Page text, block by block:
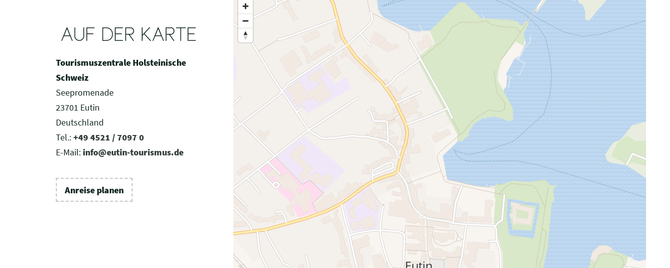
AUF DER KARTE
Tourismuszentrale Holsteinische
Schweiz
Seepromenade
23701 Eutin
Deutschland
Tel.:+49 4521 / 7097 0
E-Mail: info@eutin-tourismus.de
Anreise planen